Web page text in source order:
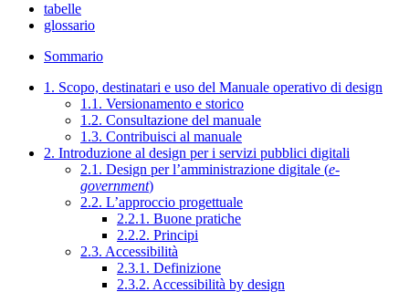
tabelle
glossario
Sommario
1. Scopo, destinatari e uso del Manuale operativo di design
1.1. Versionamento e storico
1.2. Consultazione del manuale
1.3. Contribuisci al manuale
2. Introduzione al design per i servizi pubblici digitali
2.1. Design per l’amministrazione digitale (e-
government)
2.2. L’approccio progettuale
2.2.1. Buone pratiche
2.2.2. Principi
2.3. Accessibilità
2.3.1. Definizione
2.3.2. Accessibilità by design